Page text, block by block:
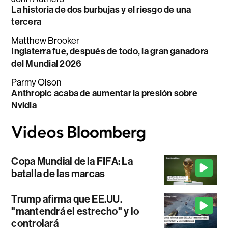
La historia de dos burbujas y el riesgo de una
tercera
Matthew Brooker
Inglaterra fue, después de todo, la gran ganadora
del Mundial 2026
Parmy Olson
Anthropic acaba de aumentar la presión sobre
Nvidia
Copa Mundial de la FIFA: La
batalla de las marcas
Trump afirma que EE.UU.
"mantendrá el estrecho" y lo
controlará